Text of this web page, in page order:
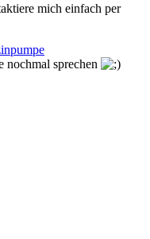
mich einfach per
nochmal sprechen